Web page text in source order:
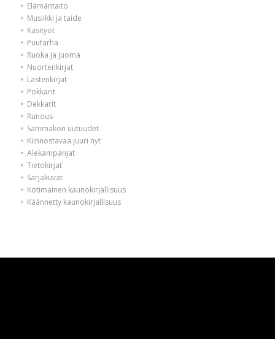
Elämäntaito
Musiikki ja taide
Käsityöt
Puutarha
Ruoka ja juoma
Nuortenkirjat
Lastenkirjat
Pokkarit
Dekkarit
Runous
Sammakon uutuudet
Kiinnostavaa juuri nyt
Alekampanjat
Tietokirjat
Sarjakuvat
Kotimainen kaunokirjallisuus
Käännetty kaunokirjallisuus